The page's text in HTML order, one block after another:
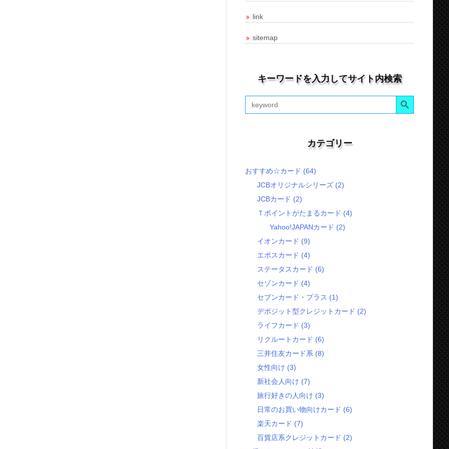
link
sitemap
キーワードを入力してサイト内検索
Search
for:
Search Button
カテゴリー
おすすめ☆カード (64)
JCBオリジナルシリーズ (2)
JCBカード (2)
Ｔポイントがたまるカード (4)
Yahoo!JAPANカード (2)
イオンカード (9)
エポスカード (4)
ステータスカード (6)
セゾンカード (4)
セブンカード・プラス (1)
デポジット型クレジットカード (2)
ライフカード (3)
リクルートカード (6)
三井住友カード系 (8)
女性向け (3)
新社会人向け (7)
旅行好きの人向け (3)
日常のお買い物向けカード (6)
楽天カード (7)
百貨店系クレジットカード (2)